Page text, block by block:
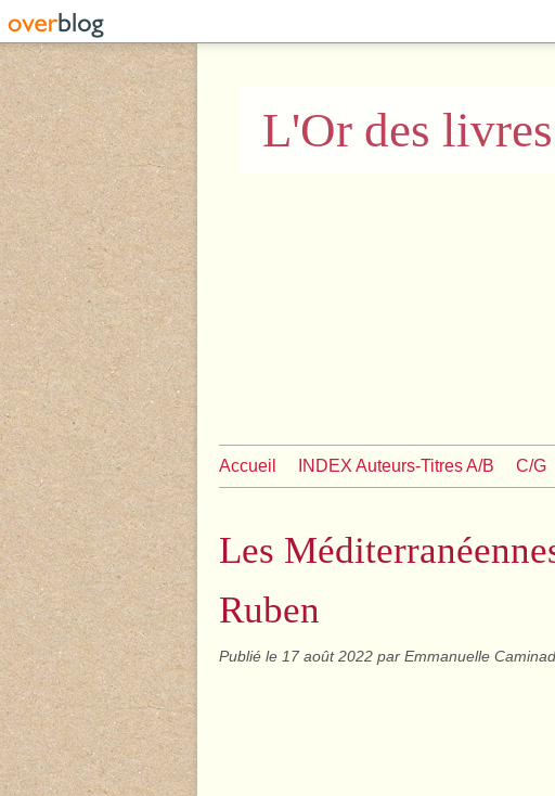
L'Or des livres
Accueil INDEX Auteurs-Titres A/B C/G
Les
Ruben
Publié le 17 août 2022 par Emmanuelle